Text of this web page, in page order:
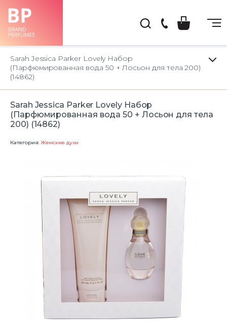
66-
Sarah Jessica Parker Lovely Набор
(Парфюмированная вода 50 + Лосьон для тела 200)
(14862)
Sarah Jessica Parker Lovely Набор
(Парфюмированная вода 50 + Лосьон для тела
200) (14862)
Категория: Женские духи